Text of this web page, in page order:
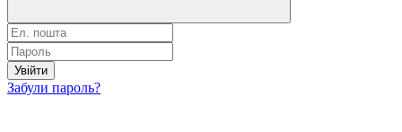
Увійти
Забули пароль?